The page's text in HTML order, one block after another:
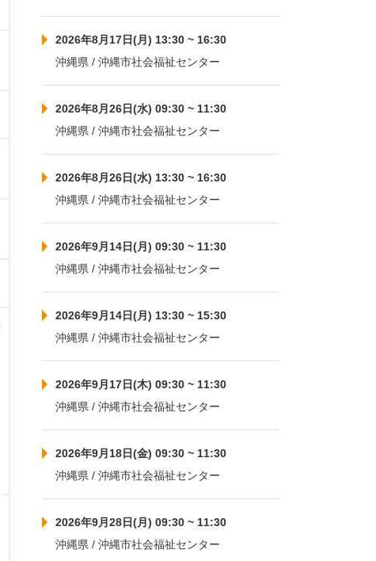
2026年8月17日(月) 13:30 ~ 16:30
沖縄県 / 沖縄市社会福祉センター
2026年8月26日(水) 09:30 ~ 11:30
沖縄県 / 沖縄市社会福祉センター
2026年8月26日(水) 13:30 ~ 16:30
沖縄県 / 沖縄市社会福祉センター
2026年9月14日(月) 09:30 ~ 11:30
沖縄県 / 沖縄市社会福祉センター
2026年9月14日(月) 13:30 ~ 15:30
沖縄県 / 沖縄市社会福祉センター
2026年9月17日(木) 09:30 ~ 11:30
沖縄県 / 沖縄市社会福祉センター
2026年9月18日(金) 09:30 ~ 11:30
沖縄県 / 沖縄市社会福祉センター
2026年9月28日(月) 09:30 ~ 11:30
沖縄県 / 沖縄市社会福祉センター